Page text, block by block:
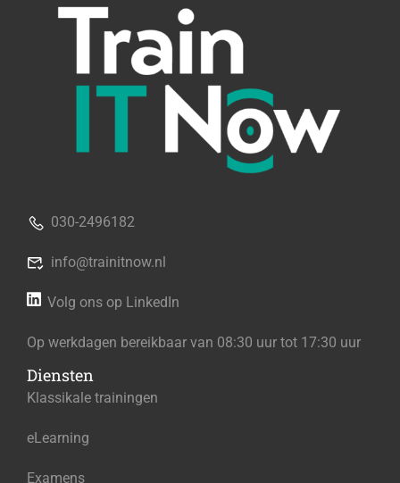
030-2496182
info@trainitnow.nl
Volg ons op LinkedIn
Op werkdagen bereikbaar van 08:30 uur tot 17:30 uur
Diensten
Klassikale trainingen
eLearning
Examens